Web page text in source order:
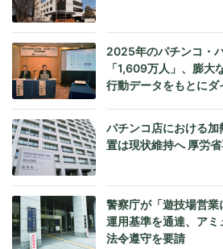
2025年のパチンコ・
「1,609万人」、膨大
行動データをもとに
パチンコ店における
置は現状維持へ 厚労
警察庁が「遊技場営
運用基準を通達、ア
法令遵守を要請